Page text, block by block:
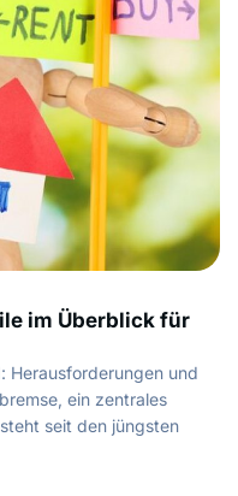
im Überblick für
Herausforderungen und
ein zentrales
seit den jüngsten